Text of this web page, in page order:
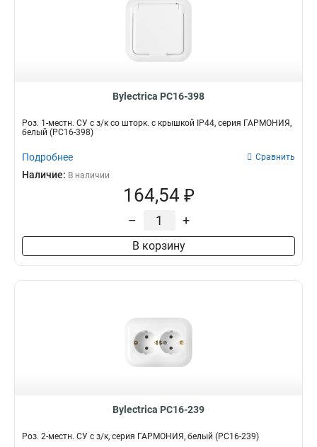
Bylectrica РС16-398
Роз. 1-местн. СУ с з/к со шторк. с крышкой IP44, серия ГАРМОНИЯ,
белый (РС16-398)
Подробнее Сравнить
Наличие: В наличии
164,54 ₽
– +
В корзину
Bylectrica РС16-239
Роз. 2-местн. СУ с з/к, серия ГАРМОНИЯ, белый (РС16-239)